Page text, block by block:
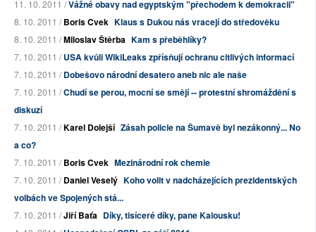
11. 10. 2011 /Vážné obavy nad egyptským "přechodem k demokracii"
8. 10. 2011 /Boris Cvek Klaus s Dukou nás vracejí do středověku
8. 10. 2011 /Miloslav Štěrba Kam s přeběhlíky?
7. 10. 2011 /USA kvůli WikiLeaks zpřísňují ochranu citlivých informací
7. 10. 2011 /Dobešovo národní desatero aneb nic ale naše
7. 10. 2011 /Chudí se perou, mocní se smějí -- protestní shromáždění s
diskuzí
7. 10. 2011 /Karel Dolejší Zásah policie na Šumavě byl nezákonný... No
a co?
7. 10. 2011 /Boris Cvek Mezinárodní rok chemie
7. 10. 2011 /Daniel Veselý Koho volit v nadcházejících prezidentských
volbách ve Spojených stá...
7. 10. 2011 /Jiří Baťa Díky, tisíceré díky, pane Kalousku!